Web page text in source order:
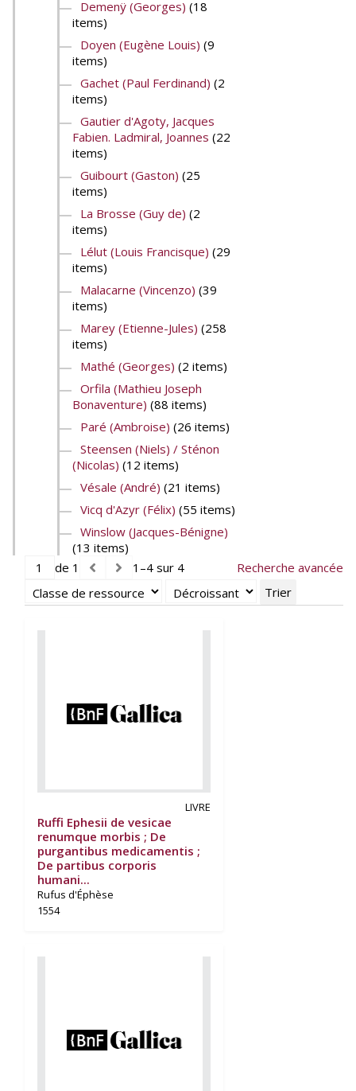
Demenÿ (Georges) (18
items)
Doyen (Eugène Louis) (9
items)
Gachet (Paul Ferdinand) (2
items)
Gautier d'Agoty, Jacques
Fabien. Ladmiral, Joannes (22
items)
Guibourt (Gaston) (25
items)
La Brosse (Guy de) (2
items)
Lélut (Louis Francisque) (29
items)
Malacarne (Vincenzo) (39
items)
Marey (Etienne-Jules) (258
items)
Mathé (Georges) (2 items)
Orfila (Mathieu Joseph
Bonaventure) (88 items)
Paré (Ambroise) (26 items)
Steensen (Niels) / Sténon
(Nicolas) (12 items)
Vésale (André) (21 items)
Vicq d'Azyr (Félix) (55 items)
Winslow (Jacques-Bénigne)
(13 items)
de 1
1–4 sur 4
Recherche avancée
Trier
LIVRE
Ruffi Ephesii de vesicae
renumque morbis ; De
purgantibus medicamentis ;
De partibus corporis
humani...
Rufus d'Éphèse
1554